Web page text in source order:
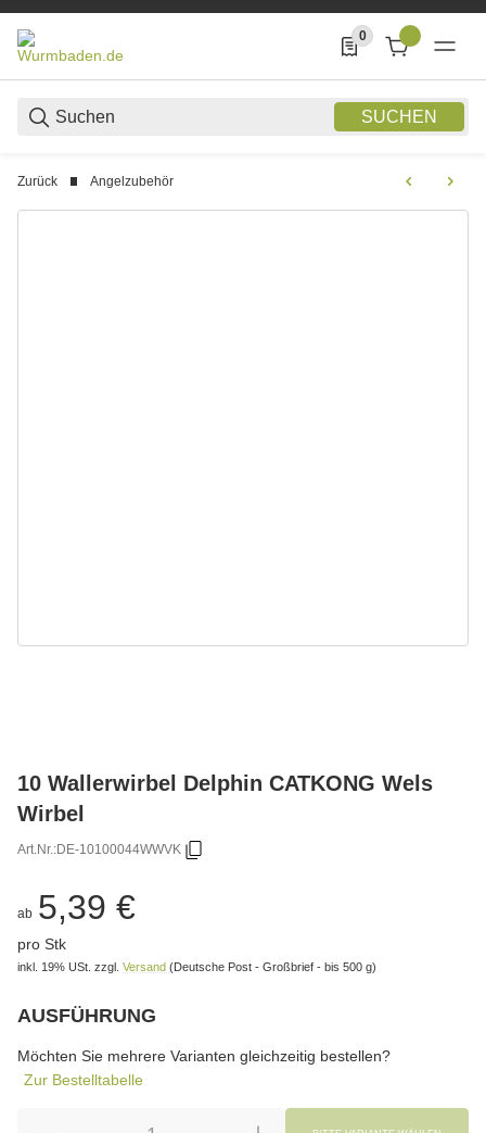
SUCHEN
0
0 Produkte in der
Zurück Angelzubehör
10 Wallerwirbel Delphin CATKONG Wels
Wirbel
Art.Nr.:DE-10100044WWVK
ab 5,39 €
pro Stk
inkl. 19% USt. zzgl. Versand (Deutsche Post - Großbrief - bis 500 g)
AUSFÜHRUNG
Möchten Sie mehrere Varianten gleichzeitig bestellen?
Zur Bestelltabelle